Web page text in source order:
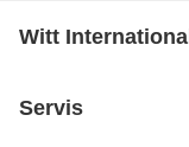
Witt International
Servis